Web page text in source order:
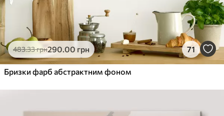
483.33грн290.00 грн 71
Бризки фарб абстрактним фоном